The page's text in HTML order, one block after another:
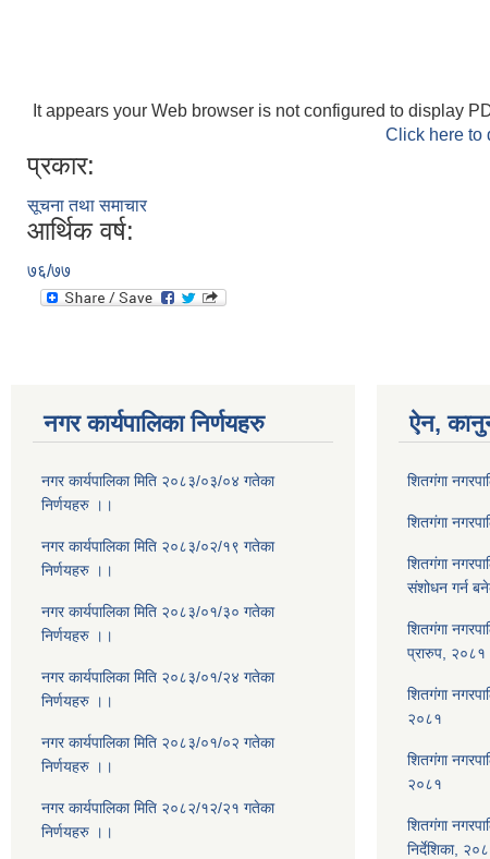
It appears your Web browser is not configured to display
Click here to
प्रकार:
सूचना तथा समाचार
आर्थिक वर्ष:
७६/७७
नगर कार्यपालिका निर्णयहरु
नगर कार्यपालिका मिति २०८३/०३/०४ गतेका
निर्णयहरु ।।
नगर कार्यपालिका मिति २०८३/०२/१९ गतेका
निर्णयहरु ।।
नगर कार्यपालिका मिति २०८३/०१/३० गतेका
निर्णयहरु ।।
नगर कार्यपालिका मिति २०८३/०१/२४ गतेका
निर्णयहरु ।।
नगर कार्यपालिका मिति २०८३/०१/०२ गतेका
निर्णयहरु ।।
नगर कार्यपालिका मिति २०८२/१२/२१ गतेका
निर्णयहरु ।।
ऐन,
शितगंगा
शितगंगा
शितगंगा
संशोधन गर्न
शितगंगा
प्रारुप, २०८१
शितगंगा
२०८१
शितगंगा
२०८१
शितगंगा
निर्देशिका,